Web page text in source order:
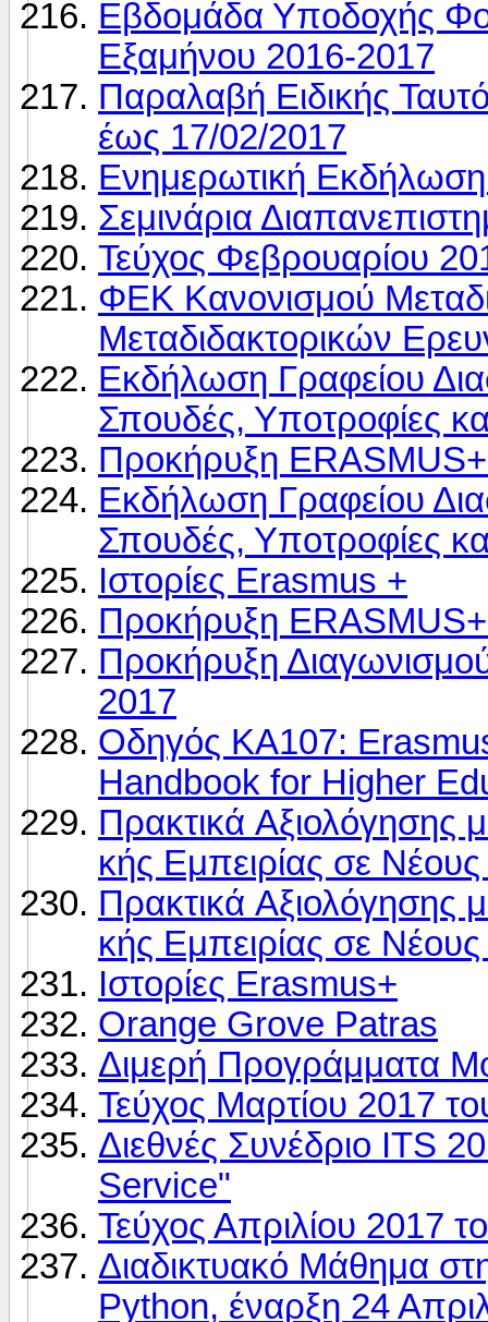
Εβδομάδα Υποδοχής
Εξαμήνου 2016-2017
Παραλαβή Ειδικής
έως 17/02/2017
Ενημερωτική
Σεμινάρια
Τεύχος Φεβρουαρίου
ΦΕΚ Κανονισμού
Μεταδιδακτορικών
Εκδήλωση Γραφείου
Σπουδές, Υποτροφίες
Προκήρυξη
Εκδήλωση Γραφείου
Σπουδές, Υποτροφίες
Ιστορίες Erasmus +
Προκήρυξη
Προκήρυξη
2017
Οδηγός ΚΑ107:
Handbook for Higher
Πρακτικά Aξιολόγησης
κής Εμπειρίας σε
Πρακτικά Aξιολόγησης
κής Εμπειρίας σε
Ιστορίες Erasmus+
Orange Grove Patras
Διμερή Προγράμματα
Τεύχος Μαρτίου 2017
Διεθνές Συνέδριο ITS
Service"
Τεύχος Απριλίου 2017
Διαδικτυακό Μάθημα
Python, έναρξη 24